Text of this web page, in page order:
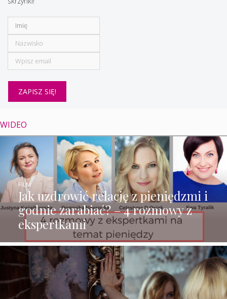
WIDEO
Jak uzdrowić relację z pieniędzmi i
godnie zarabiać? – 4 rozmowy z
ekspertkami
FILM